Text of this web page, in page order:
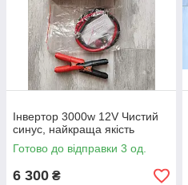
Інвертор 3000w 12V Чистий
синус, найкраща якість
Готово до відправки 3 од.
6 300 ₴